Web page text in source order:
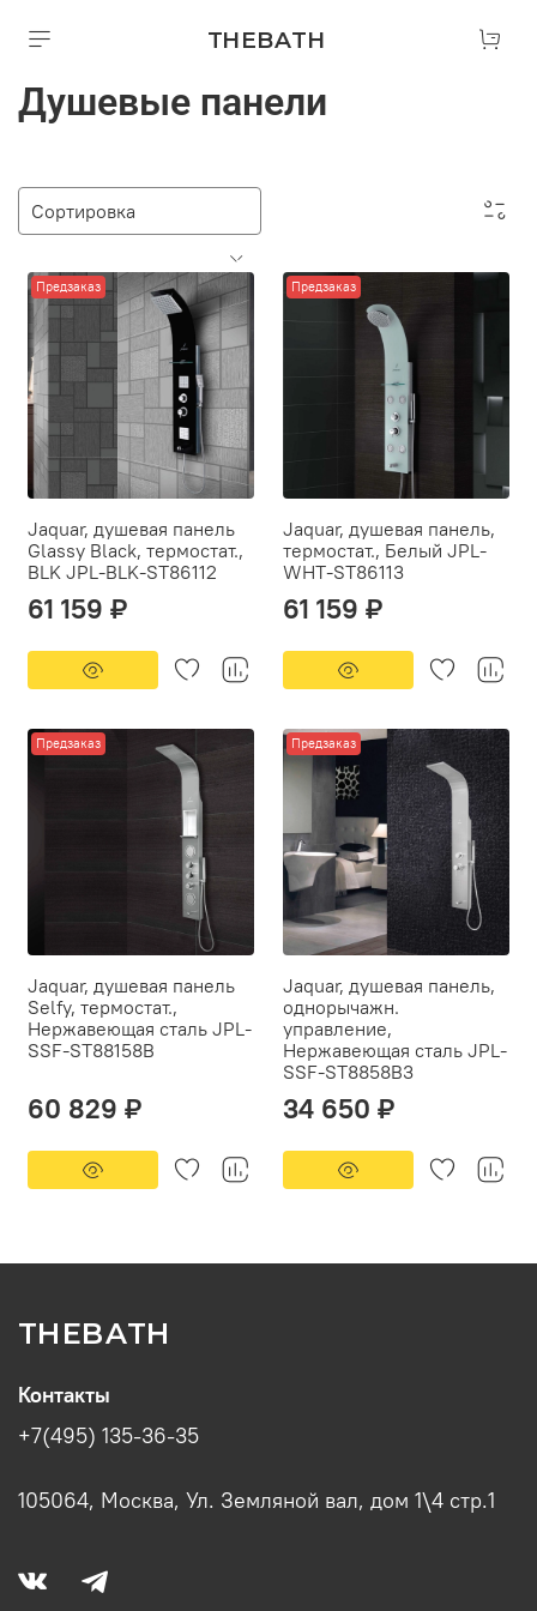
THEBATH
Душевые панели
Предзаказ
Jaquar, душевая панель
Glassy Black, термостат.,
BLK JPL-BLK-ST86112
61 159 ₽
Предзаказ
Jaquar, душевая панель,
термостат., Белый JPL-
WHT-ST86113
61 159 ₽
Предзаказ
Jaquar, душевая панель
Selfy, термостат.,
Нержавеющая сталь JPL-
SSF-ST88158B
60 829 ₽
Предзаказ
Jaquar, душевая панель,
однорычажн.
управление,
Нержавеющая сталь JPL-
SSF-ST8858B3
34 650 ₽
THEBATH
Контакты
+7(495) 135-36-35
105064, Москва, Ул. Земляной вал, дом 1\4 стр.1